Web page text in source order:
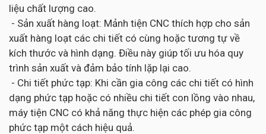
liệu chất lượng cao.
- Sản xuất hàng loạt: Mảnh tiện CNC thích hợp cho sản
xuất hàng loạt các chi tiết có cùng hoặc tương tự về
kích thước và hình dạng. Điều này giúp tối ưu hóa quy
trình sản xuất và đảm bảo tính lặp lại cao.
- Chi tiết phức tạp: Khi cần gia công các chi tiết có hình
dạng phức tạp hoặc có nhiều chi tiết con lồng vào nhau,
máy tiện CNC có khả năng thực hiện các phép gia công
phức tạp một cách hiệu quả.